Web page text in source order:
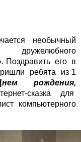
необычный
дружелюбного
Поздравить его в
ребята из 1
рождения,
сказка для
компьютерного